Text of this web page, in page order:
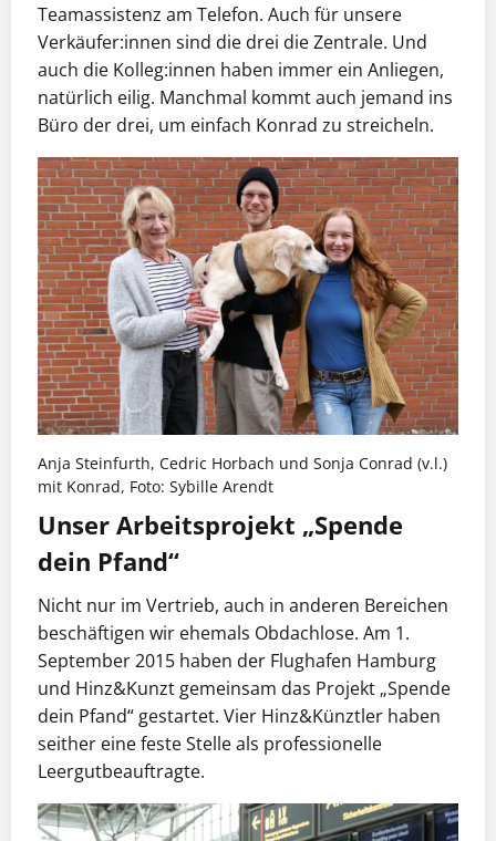
Teamassistenz am Telefon. Auch für unsere
Verkäufer:innen sind die drei die Zentrale. Und
auch die Kolleg:innen haben immer ein Anliegen,
natürlich eilig. Manchmal kommt auch jemand ins
Büro der drei, um einfach Konrad zu streicheln.
Anja Steinfurth, Cedric Horbach und Sonja Conrad (v.l.)
mit Konrad, Foto: Sybille Arendt
Unser Arbeitsprojekt „Spende
dein Pfand“
Nicht nur im Vertrieb, auch in anderen Bereichen
beschäftigen wir ehemals Obdachlose. Am 1.
September 2015 haben der Flughafen Hamburg
und Hinz&Kunzt gemeinsam das Projekt „Spende
dein Pfand“ gestartet. Vier Hinz&Künztler haben
seither eine feste Stelle als professionelle
Leergutbeauftragte.